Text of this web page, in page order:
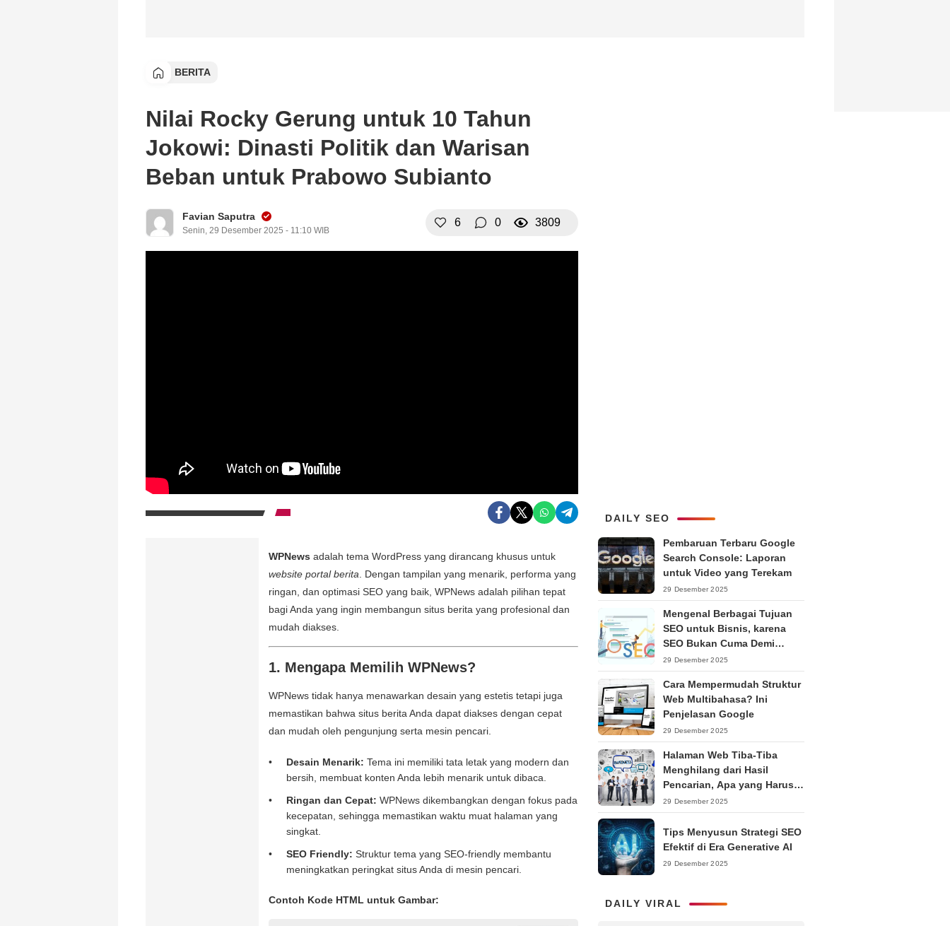
BERITA
Nilai Rocky Gerung untuk 10 Tahun
Jokowi: Dinasti Politik dan Warisan
Beban untuk Prabowo Subianto
Favian Saputra
Senin, 29 Desember 2025 - 11:10 WIB
6 0 3809
WPNews adalah tema WordPress yang dirancang khusus untuk
website portal berita. Dengan tampilan yang menarik, performa yang
ringan, dan optimasi SEO yang baik, WPNews adalah pilihan tepat
bagi Anda yang ingin membangun situs berita yang profesional dan
mudah diakses.
1. Mengapa Memilih WPNews?
WPNews tidak hanya menawarkan desain yang estetis tetapi juga
memastikan bahwa situs berita Anda dapat diakses dengan cepat
dan mudah oleh pengunjung serta mesin pencari.
Desain Menarik: Tema ini memiliki tata letak yang modern dan
bersih, membuat konten Anda lebih menarik untuk dibaca.
Ringan dan Cepat: WPNews dikembangkan dengan fokus pada
kecepatan, sehingga memastikan waktu muat halaman yang
singkat.
SEO Friendly: Struktur tema yang SEO-friendly membantu
meningkatkan peringkat situs Anda di mesin pencari.
Contoh Kode HTML untuk Gambar:
DAILY SEO
Pembaruan Terbaru Google
Search Console: Laporan
untuk Video yang Terekam
29 Desember 2025
Mengenal Berbagai Tujuan
SEO untuk Bisnis, karena
SEO Bukan Cuma Demi
Ranking
29 Desember 2025
Cara Mempermudah Struktur
Web Multibahasa? Ini
Penjelasan Google
29 Desember 2025
Halaman Web Tiba-Tiba
Menghilang dari Hasil
Pencarian, Apa yang Harus
Dilakukan?
29 Desember 2025
Tips Menyusun Strategi SEO
Efektif di Era Generative AI
29 Desember 2025
DAILY VIRAL